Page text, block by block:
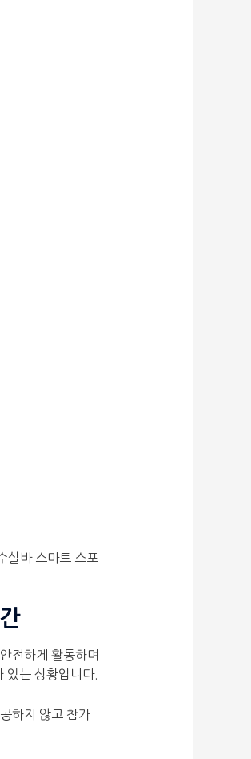
살바 스마트 스포
전하게 활동하며
있는 상황입니다.
하지 않고 참가